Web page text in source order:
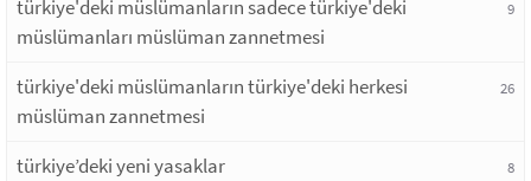
türkiye'deki müslümanların sadece türkiye'deki
müslümanları müslüman zannetmesi
9
türkiye'deki müslümanların türkiye'deki herkesi
müslüman zannetmesi
26
türkiye’deki yeni yasaklar 8